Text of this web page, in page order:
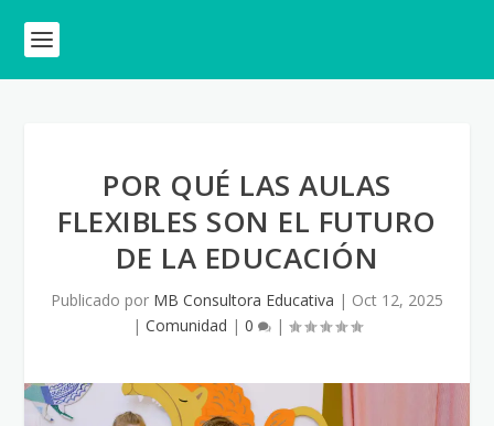
POR QUÉ LAS AULAS
FLEXIBLES SON EL FUTURO
DE LA EDUCACIÓN
Publicado por MB Consultora Educativa | Oct 12, 2025
| Comunidad | 0 |